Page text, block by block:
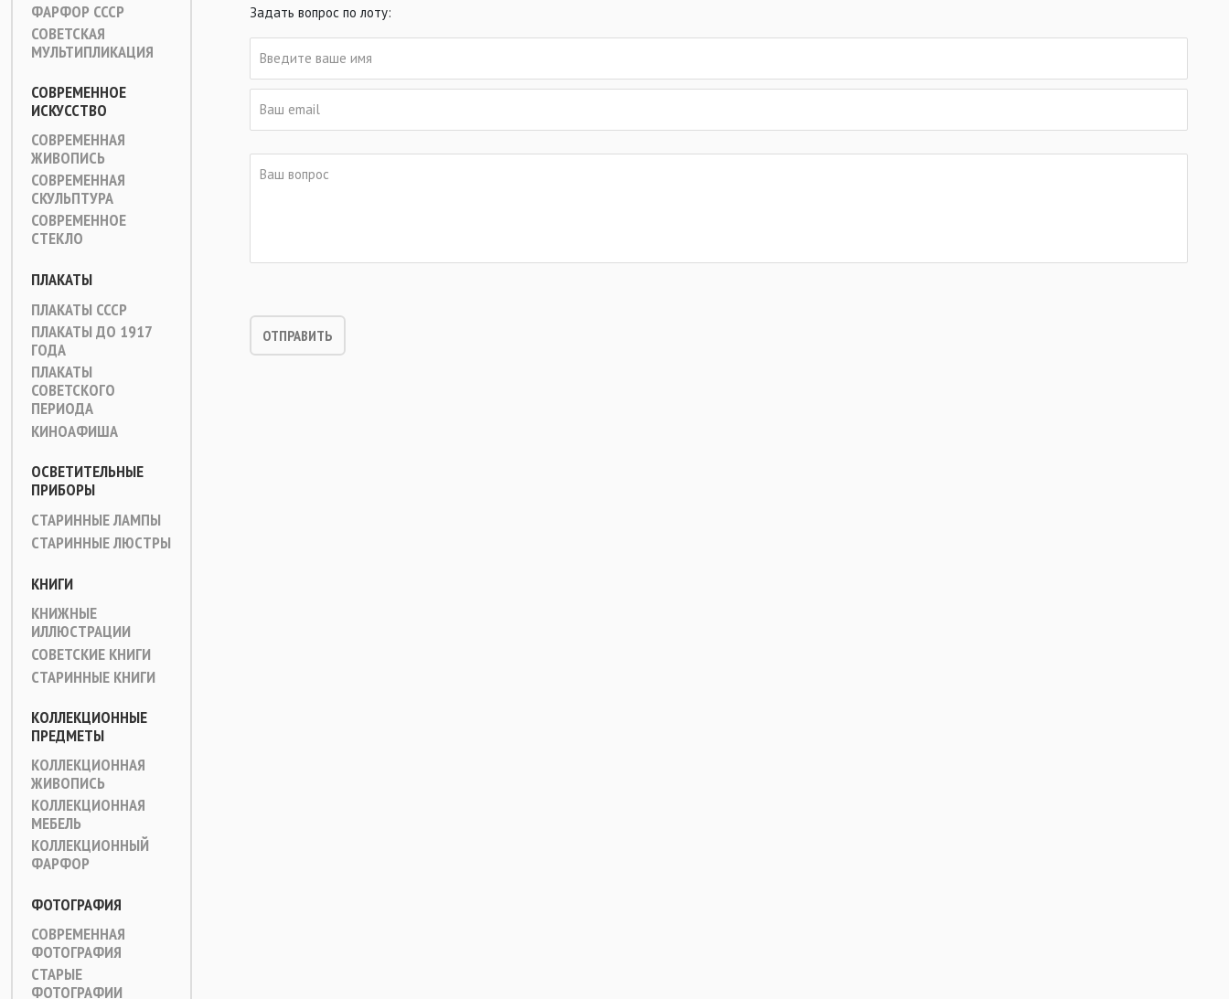
ФАРФОР СССР
СОВЕТСКАЯ
МУЛЬТИПЛИКАЦИЯ
СОВРЕМЕННОЕ
ИСКУССТВО
СОВРЕМЕННАЯ
ЖИВОПИСЬ
СОВРЕМЕННАЯ
СКУЛЬПТУРА
СОВРЕМЕННОЕ
СТЕКЛО
ПЛАКАТЫ
ПЛАКАТЫ СССР
ПЛАКАТЫ ДО 1917
ГОДА
ПЛАКАТЫ
СОВЕТСКОГО
ПЕРИОДА
КИНОАФИША
ОСВЕТИТЕЛЬНЫЕ
ПРИБОРЫ
СТАРИННЫЕ ЛАМПЫ
СТАРИННЫЕ ЛЮСТРЫ
КНИГИ
КНИЖНЫЕ
ИЛЛЮСТРАЦИИ
СОВЕТСКИЕ КНИГИ
СТАРИННЫЕ КНИГИ
КОЛЛЕКЦИОННЫЕ
ПРЕДМЕТЫ
КОЛЛЕКЦИОННАЯ
ЖИВОПИСЬ
КОЛЛЕКЦИОННАЯ
МЕБЕЛЬ
КОЛЛЕКЦИОННЫЙ
ФАРФОР
ФОТОГРАФИЯ
СОВРЕМЕННАЯ
ФОТОГРАФИЯ
СТАРЫЕ
ФОТОГРАФИИ
Задать вопрос по лоту: